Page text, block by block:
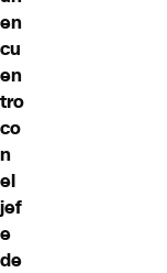
en
cu
en
tro
co
n
el
jef
e
de